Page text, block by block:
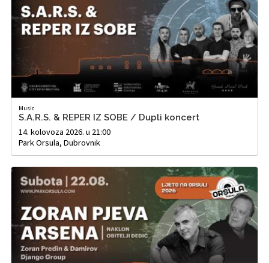
Music
S.A.R.S. & REPER IZ SOBE / Dupli koncert
14. kolovoza 2026. u 21:00
Park Orsula, Dubrovnik